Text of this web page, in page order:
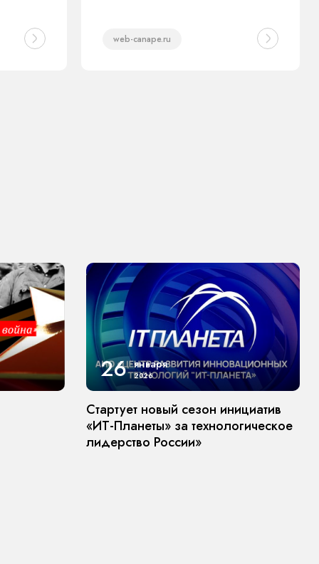
web-canape.ru
26 января
2026
Стартует новый сезон инициатив
«ИТ-Планеты» за технологическое
лидерство России»